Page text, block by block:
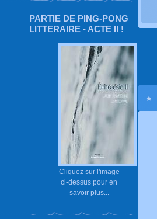
PARTIE DE PING-PONG
LITTERAIRE - ACTE II !
Cliquez sur l'image
ci-dessus pour en
savoir plus...